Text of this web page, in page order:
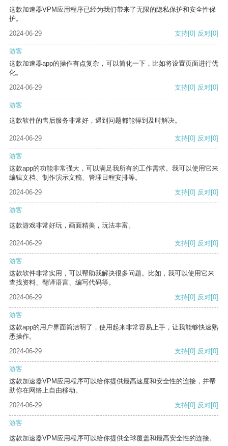
这款加速器VPM应用程序已经为我们带来了无限的隐私保护和安全性保
护。
2024-06-29
支持[0] 反对[0]
游客
这款加速器app的操作有点复杂，可以简化一下，比如将设置页面进行优
化。
2024-06-29
支持[0] 反对[0]
游客
这款软件的售后服务非常好，遇到问题都能得到及时解决。
2024-06-29 支持[0] 反对[0]
游客
这款app的功能非常强大，可以满足我所有的工作需求。我可以使用它来
编辑文档、制作演示文稿、管理日程安排等。
2024-06-29
支持[0] 反对[0]
游客
这款游戏非常好玩，画面精美，玩法丰富。
2024-06-29 支持[0] 反对[0]
游客
这款软件非常实用，可以帮助我解决很多问题。比如，我可以使用它来
查找资料、翻译语言、编写代码等。
2024-06-29
支持[0] 反对[0]
游客
这款app的用户界面简洁明了，使用起来非常容易上手，让我能够快速熟
悉操作。
2024-06-29
支持[0] 反对[0]
游客
这款加速器VPM应用程序可以给你提供最高速度和安全性的连接，并帮
助你在网络上自由移动。
2024-06-29
支持[0] 反对[0]
游客
这款加速器VPM应用程序可以给你提供全球覆盖和最高安全性的连接。